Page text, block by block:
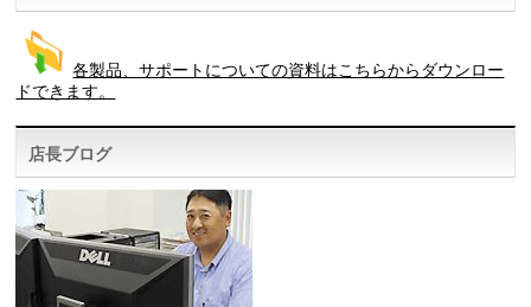
各製品、サポートについての資料はこちらからダウンロー
ドできます。
店長ブログ